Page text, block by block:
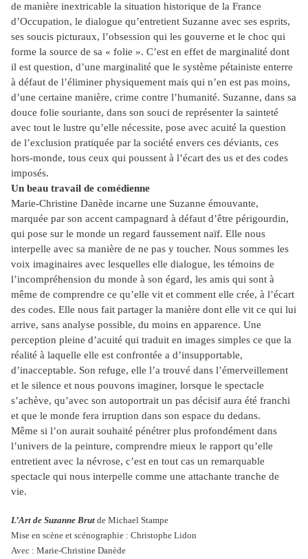
de manière inextricable la situation historique de la France
d’Occupation, le dialogue qu’entretient Suzanne avec ses esprits,
ses soucis picturaux, l’obsession qui les gouverne et le choc qui
forme la source de sa « folie ». C’est en effet de marginalité dont
il est question, d’une marginalité que le système pétainiste enterre
à défaut de l’éliminer physiquement mais qui n’en est pas moins,
d’une certaine manière, crime contre l’humanité. Suzanne, dans sa
douce folie souriante, dans son souci de représenter la sainteté
avec tout le lustre qu’elle nécessite, pose avec acuité la question
de l’exclusion pratiquée par la société envers ces déviants, ces
hors-monde, tous ceux qui poussent à l’écart des us et des codes
imposés.
Un beau travail de comédienne
Marie-Christine Danède incarne une Suzanne émouvante,
marquée par son accent campagnard à défaut d’être périgourdin,
qui pose sur le monde un regard faussement naïf. Elle nous
interpelle avec sa manière de ne pas y toucher. Nous sommes les
voix imaginaires avec lesquelles elle dialogue, les témoins de
l’incompréhension du monde à son égard, les amis qui sont à
même de comprendre ce qu’elle vit et comment elle crée, à l’écart
des codes. Elle nous fait partager la manière dont elle vit ce qui lui
arrive, sans analyse possible, du moins en apparence. Une
perception pleine d’acuité qui traduit en images simples ce que la
réalité à laquelle elle est confrontée a d’insupportable,
d’inacceptable. Son refuge, elle l’a trouvé dans l’émerveillement
et le silence et nous pouvons imaginer, lorsque le spectacle
s’achève, qu’avec son autoportrait un pas décisif aura été franchi
et que le monde fera irruption dans son espace du dedans.
Même si l’on aurait souhaité pénétrer plus profondément dans
l’univers de la peinture, comprendre mieux le rapport qu’elle
entretient avec la névrose, c’est en tout cas un remarquable
spectacle qui nous interpelle comme une attachante tranche de
vie.
L’Art de Suzanne Brut de Michael Stampe
Mise en scène et scénographie : Christophe Lidon
Avec : Marie-Christine Danède